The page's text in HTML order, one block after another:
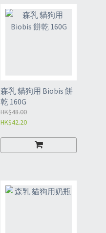
森乳 貓狗用 Biobis 餅
乾 160G
HK$48.00
HK$42.20